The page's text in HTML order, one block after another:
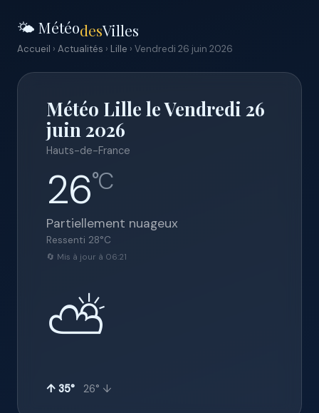
🌤️ MétéodesVilles
Accueil › Actualités › Lille › Vendredi 26 juin 2026
Météo Lille le Vendredi 26
juin 2026
Hauts-de-France
26°C
Partiellement nuageux
Ressenti 28°C
🔄 Mis à jour à 06:21
⛅
↑ 35° 26° ↓